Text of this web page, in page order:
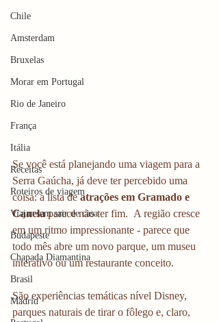
Chile
Amsterdam
Bruxelas
Morar em Portugal
Rio de Janeiro
França
Itália
Receitas
Roteiros de viagem
Viajar sem sair de casa
Budapeste
Chapada Diamantina
Brasil
Madrid
Se você está planejando uma viagem para a
Serra Gaúcha, já deve ter percebido uma
coisa: a lista de atrações em Gramado e
Canela parece não ter fim.  A região cresce
em um ritmo impressionante - parece que
todo mês abre um novo parque, um museu
interativo ou um restaurante conceito.
São experiências temáticas nível Disney,
parques naturais de tirar o fôlego e, claro,